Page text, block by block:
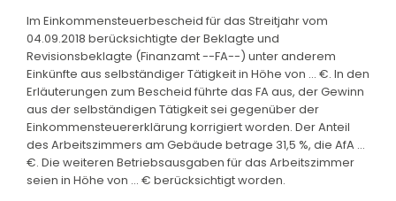
Im Einkommensteuerbescheid für das Streitjahr vom
04.09.2018 berücksichtigte der Beklagte und
Revisionsbeklagte (Finanzamt --FA--) unter anderem
Einkünfte aus selbständiger Tätigkeit in Höhe von ... €. In den
Erläuterungen zum Bescheid führte das FA aus, der Gewinn
aus der selbständigen Tätigkeit sei gegenüber der
Einkommensteuererklärung korrigiert worden. Der Anteil
des Arbeitszimmers am Gebäude betrage 31,5 %, die AfA ...
€. Die weiteren Betriebsausgaben für das Arbeitszimmer
seien in Höhe von ... € berücksichtigt worden.